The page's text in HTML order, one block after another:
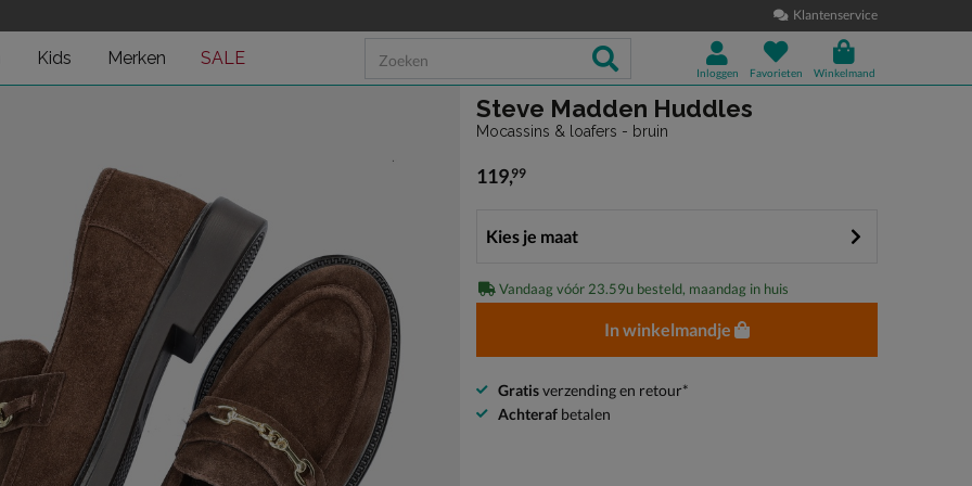
Klantenservice
Kids Merken SALE
Inloggen Favorieten Winkelmand
Steve Madden Huddles
Mocassins & loafers - bruin
€ 119,99
119,99
Kies je maat
Vandaag vóór 23.59u besteld, maandag in huis
In winkelmandje
Gratisverzending en retour*
Achteraf betalen